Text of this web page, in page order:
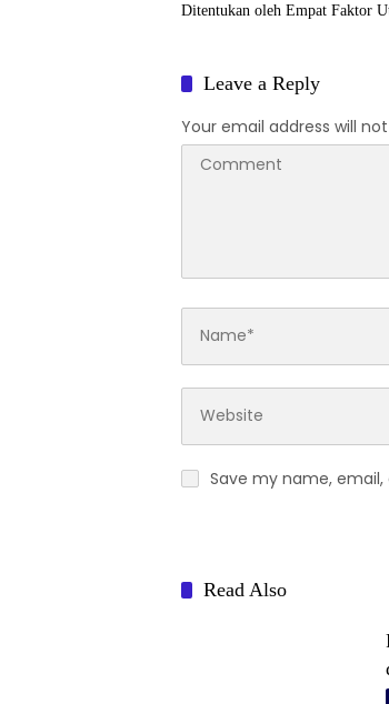
Ditentukan oleh Empat Faktor
Leave a Reply
Your email address will
Save my name,
Read Also